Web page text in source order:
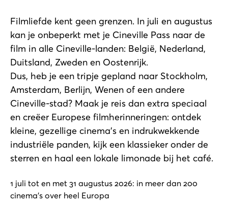
Filmliefde kent geen grenzen. In juli en augustus
kan je onbeperkt met je Cineville Pass naar de
film in alle Cineville-landen: België, Nederland,
Duitsland, Zweden en Oostenrijk.
Dus, heb je een tripje gepland naar Stockholm,
Amsterdam, Berlijn, Wenen of een andere
Cineville-stad? Maak je reis dan extra speciaal
en creëer Europese filmherinneringen: ontdek
kleine, gezellige cinema's en indrukwekkende
industriële panden, kijk een klassieker onder de
sterren en haal een lokale limonade bij het café.
1 juli tot en met 31 augustus 2026: in meer dan 200
cinema's over heel Europa